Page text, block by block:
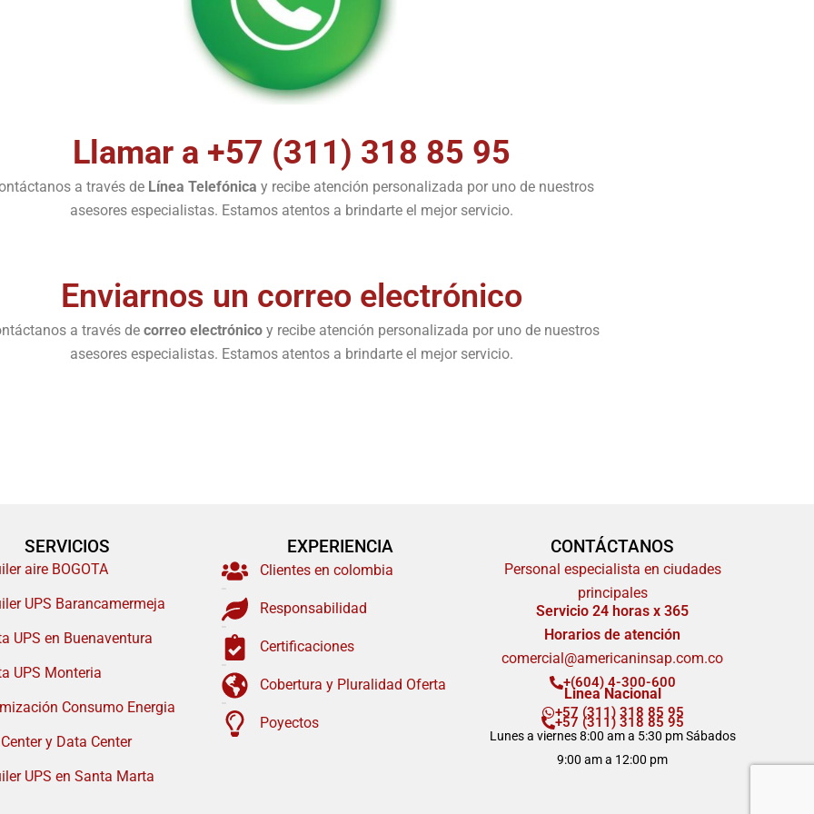
Llamar a +57 (311) 318 85 95
a través de Línea Telefónica y recibe atención personalizada por uno de nuestros
asesores especialistas. Estamos atentos a brindarte el mejor servicio.
Enviarnos un correo electrónico
a través decorreo electrónicoy recibe atención personalizada por uno de nuestros
asesores especialistas. Estamos atentos a brindarte el mejor servicio.
SERVICIOS
aire BOGOTA
UPS Barancamermeja
UPS en Buenaventura
UPS Monteria
Consumo Energia
y Data Center
UPS en Santa Marta
EXPERIENCIA
Clientes en colombia
Responsabilidad
Certificaciones
Cobertura y Pluralidad Oferta
Poyectos
CONTÁCTANOS
Personal especialista en ciudades
principales
Servicio 24 horas x 365
Horarios de atención
comercial@americaninsap.com.co
+(604) 4-300-600
Linea Nacional
+57 (311) 318 85 95
+57 (311) 318 85 95
Lunes a viernes 8:00 am a 5:30 pm Sábados
9:00 am a 12:00 pm